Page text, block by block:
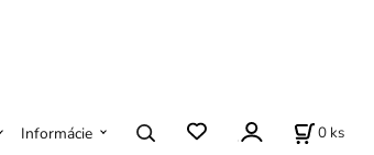
Informácie 0 ks